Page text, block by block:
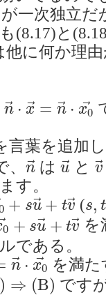
一次独立だ
(8.17)と
他に何か理
→
n ⋅ →
x = →
n ⋅ →
x0
n→⋅x →= → ⋅
言葉を追加
、→
n
n→
は→
u
u→
と →
v
v
す。
+ s→
u + t→
v
0→ +s u→+ tv
(s, t
s, t
0 + s→
u + t→
v
→ +s →+tv
を
である。
→
n ⋅ →
x0
→=n → x0→
を満
) ⇒ (B)
) ⇒( B)
です